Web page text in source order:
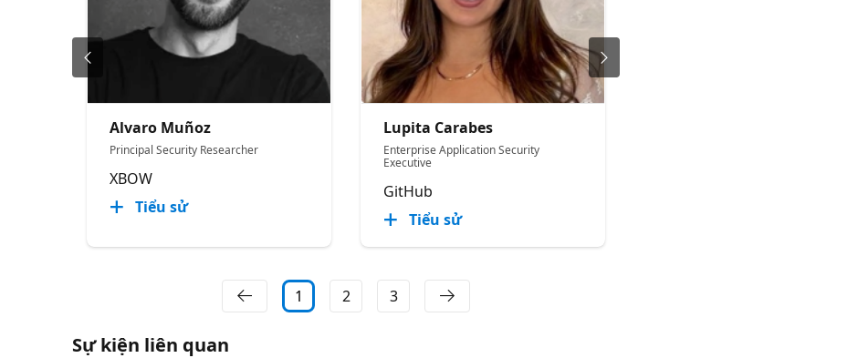
Alvaro Muñoz
Principal Security Researcher
XBOW
Tiểu sử
Lupita Carabes
Enterprise Application Security
Executive
GitHub
Tiểu sử
1 2 3
Sự kiện liên quan